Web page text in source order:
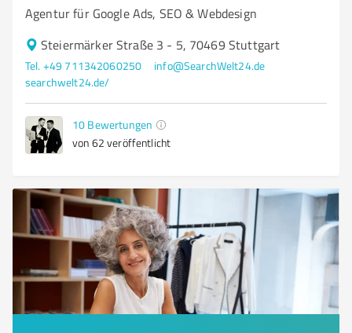
Agentur für Google Ads, SEO & Webdesign
Steiermärker Straße 3 - 5, 70469 Stuttgart
Tel. +49 711342060250
info@SearchWelt24.de
searchwelt24.de/
10 Bewertungen
von 62 veröffentlicht